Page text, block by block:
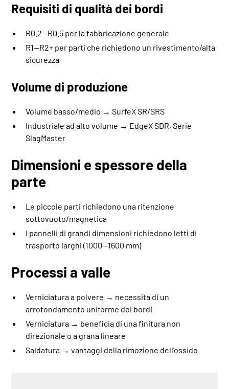
Requisiti di qualità dei bordi
R0.2—R0.5 per la fabbricazione generale
R1—R2+ per parti che richiedono un rivestimento/alta
sicurezza
Volume di produzione
Volume basso/medio →SurfeX SR/SRS
Industriale ad alto volume → EdgeX SDR,Serie
SlagMaster
Dimensioni e spessore della
parte
Le piccole parti richiedono una ritenzione
sottovuoto/magnetica
I pannelli di grandi dimensioni richiedono letti di
trasporto larghi (1000—1600 mm)
Processi a valle
Verniciatura a polvere → necessita di un
arrotondamento uniforme dei bordi
Verniciatura → beneficia di una finitura non
direzionale o a grana lineare
Saldatura → vantaggi della rimozione dell'ossido